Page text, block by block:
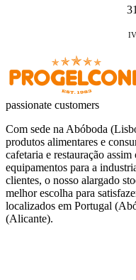
passionate customers
Com sede na Abóboda
produtos alimentares e
cafetaria e restauração
equipamentos para a
clientes, o nosso alargado
melhor escolha para
localizados em Portugal
(Alicante).